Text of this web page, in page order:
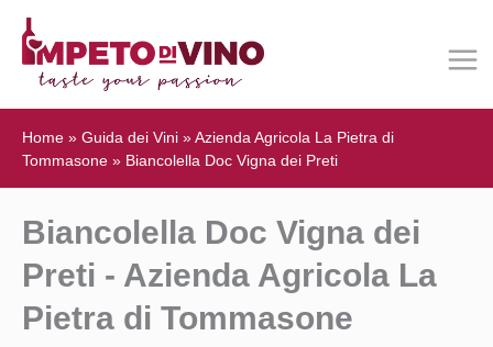
Home » Guida dei Vini »Azienda Agricola La Pietra di
Tommasone » Biancolella Doc Vigna dei Preti
Biancolella Doc Vigna dei
Preti - Azienda Agricola La
Pietra di Tommasone